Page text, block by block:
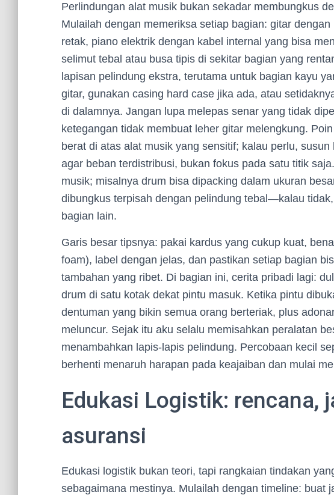
Perlindungan alat musik bukan sekadar membungkus
Mulailah dengan memeriksa setiap bagian: gitar
retak, piano elektrik dengan kabel internal yang bisa
selimut tebal atau busa tipis di sekitar bagian yang
lapisan pelindung ekstra, terutama untuk bagian kayu
gitar, gunakan casing hard case jika ada, atau
di dalamnya. Jangan lupa melepas senar yang tidak
ketegangan tidak membuat leher gitar melengkung.
berat di atas alat musik yang sensitif; kalau perlu,
agar beban terdistribusi, bukan fokus pada satu titik
musik; misalnya drum bisa dipacking dalam ukuran
dibungkus terpisah dengan pelindung tebal—kalau
bagian lain.
Garis besar tipsnya: pakai kardus yang cukup kuat,
foam), label dengan jelas, dan pastikan setiap bagian
tambahan yang ribet. Di bagian ini, cerita pribadi lagi:
drum di satu kotak dekat pintu masuk. Ketika pintu
dentuman yang bikin semua orang berteriak, plus
meluncur. Sejak itu aku selalu memisahkan peralatan
menambahkan lapis-lapis pelindung. Percobaan kecil
berhenti menaruh harapan pada keajaiban dan mulai
Edukasi Logistik: rencana,
asuransi
Edukasi logistik bukan teori, tapi rangkaian tindakan
sebagaimana mestinya. Mulailah dengan timeline: buat